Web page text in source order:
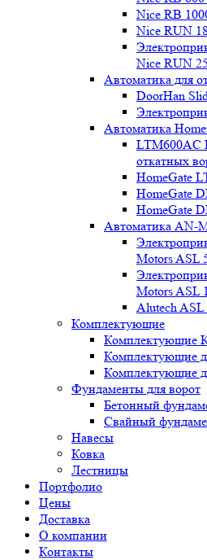
Nice RB
Nice RUN
Nice RUN
Автоматика для
DoorHan
Автоматика
LTM600AC
откатных
HomeGate
HomeGate
HomeGate
Автоматика AN-
Motors ASL
Motors ASL
Alutech ASL
Комплектующие
Комплектующие
Комплектующие
Комплектующие
Фундаменты для ворот
Бетонный
Свайный
Навесы
Ковка
Лестницы
Портфолио
Цены
Доставка
О компании
Контакты